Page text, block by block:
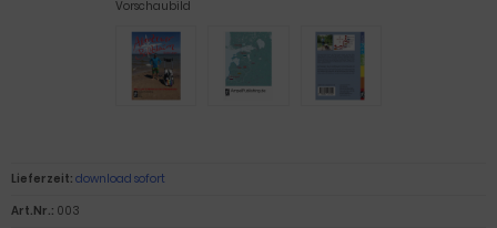
Vorschaubild
Lieferzeit: download sofort
Art.Nr.: 003